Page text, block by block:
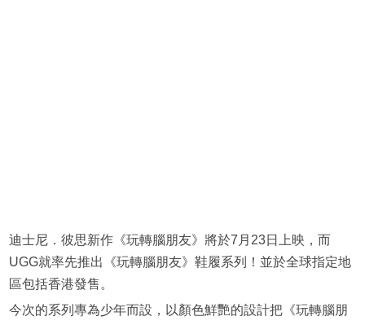
迪士尼．彼思新作《玩轉腦朋友》將於7月23日上映，而
UGG就率先推出《玩轉腦朋友》鞋履系列！並於全球指定地
區包括香港發售。
今次的系列專為少年而設，以顏色鮮艷的設計把《玩轉腦朋